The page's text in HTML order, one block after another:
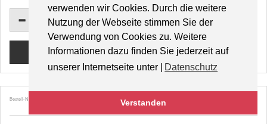
verwenden wir Cookies. Durch die weitere
Nutzung der Webseite stimmen Sie der
Verwendung von Cookies zu. Weitere
Informationen dazu finden Sie jederzeit auf
unserer Internetseite unter |
Datenschutz
Verstanden
Bestell-Nr. 49336